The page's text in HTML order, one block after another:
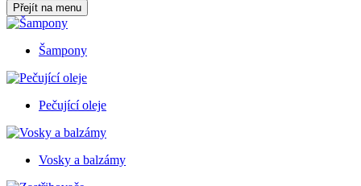
Přejít na menu
Šampony
Pečující oleje
Vosky a balzámy